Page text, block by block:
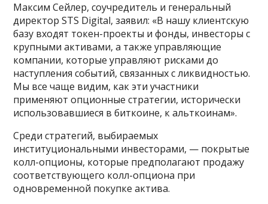
Максим Сейлер, соучредитель и генеральный
директор STS Digital, заявил: «В нашу клиентскую
базу входят токен-проекты и фонды, инвесторы с
крупными активами, а также управляющие
компании, которые управляют рисками до
наступления событий, связанных с ликвидностью.
Мы все чаще видим, как эти участники
применяют опционные стратегии, исторически
использовавшиеся в биткоине, к альткоинам».
Среди стратегий, выбираемых
институциональными инвесторами, — покрытые
колл-опционы, которые предполагают продажу
соответствующего колл-опциона при
одновременной покупке актива.